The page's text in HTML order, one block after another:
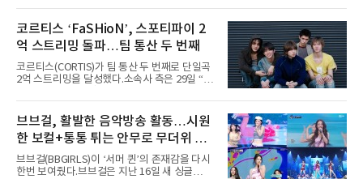
정적인 실력을 입증했고, 올해 '2026 어썸뮤직
페스티벌', '뷰티풀 민트 라이프 2026', '2026
heart(와일드 하트)’라는 제목이 붙은 콘셉트 포
토에는 멤버들의 본능적이고 야성적인 면모가
강렬하게 담겼다. 짙은 아이섀도와 푸른빛·금빛·
붉은빛의 컬러 렌즈가 비현실적인 분위기를 자
아내고, 여러 원색이 불규칙하게 뒤섞인 멀티컬
러 헤어와 과감한 블루·블랙 립 메이크업이 낯설
고도 매혹적인 비주얼을 완성했다.스타일링 역
엣을 거침없이 결합했다. 멤버들은 각기 다른 개
성을 살린 스타일링을 선
코르티스 ‘FaSHioN’, 스포티파이 2
억 스트리밍 돌파…팀 통산 두 번째
코르티스(CORTIS)가 팀 통산 두 번째로 단일곡
2억 스트리밍을 달성했다.소속사 측은 29일 “코
벌 오디오·음원 스트리밍 플랫폼 스포티파이에
서 27일 자로 누적 재생 수 2억 회를 돌파했
다”고 밝혔다.곡이 발표된 지 약 10개월 만이다.
팀의 첫 번째 2억 스트리밍 곡은 동일 음반에 수
록된 ‘GO!’다. 이 노래는 공개 약 9개월 만인 지
난달 26일 자에 2억 고지를 밟았다. 이는 최근 5
브브걸, 활발한 음악방송 활동…시원
한 보컬+통통 튀는 안무로 무더위 사
냥
브브걸(BBGIRLS)이 ‘서머 퀸’의 존재감을 다시
한번 보여줬다.브브걸은 지난 16일 새 싱글